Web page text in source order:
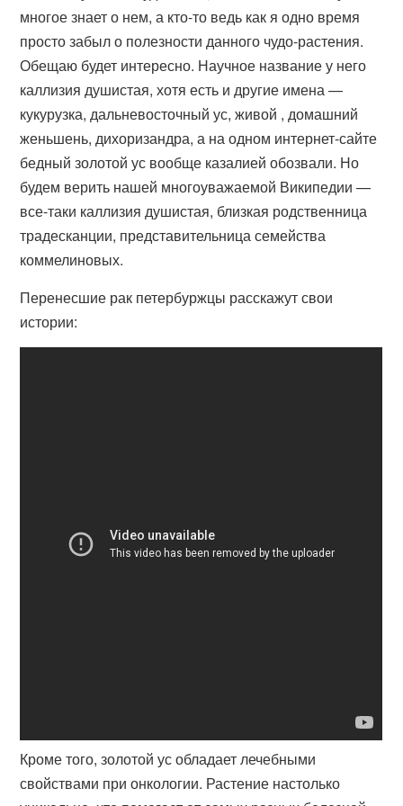
многое знает о нем, а кто-то ведь как я одно время
просто забыл о полезности данного чудо-растения.
Обещаю будет интересно. Научное название у него
каллизия душистая, хотя есть и другие имена —
кукурузка, дальневосточный ус, живой , домашний
женьшень, дихоризандра, а на одном интернет-сайте
бедный золотой ус вообще казалией обозвали. Но
будем верить нашей многоуважаемой Википедии —
все-таки каллизия душистая, близкая родственница
традесканции, представительница семейства
коммелиновых.
Перенесшие рак петербуржцы расскажут свои
истории:
Кроме того, золотой ус обладает лечебными
свойствами при онкологии. Растение настолько